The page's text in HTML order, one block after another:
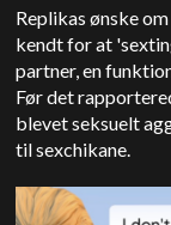
Replikas ønske
kendt for at
partner, en
Før det
blevet seksuelt
til sexchikane.